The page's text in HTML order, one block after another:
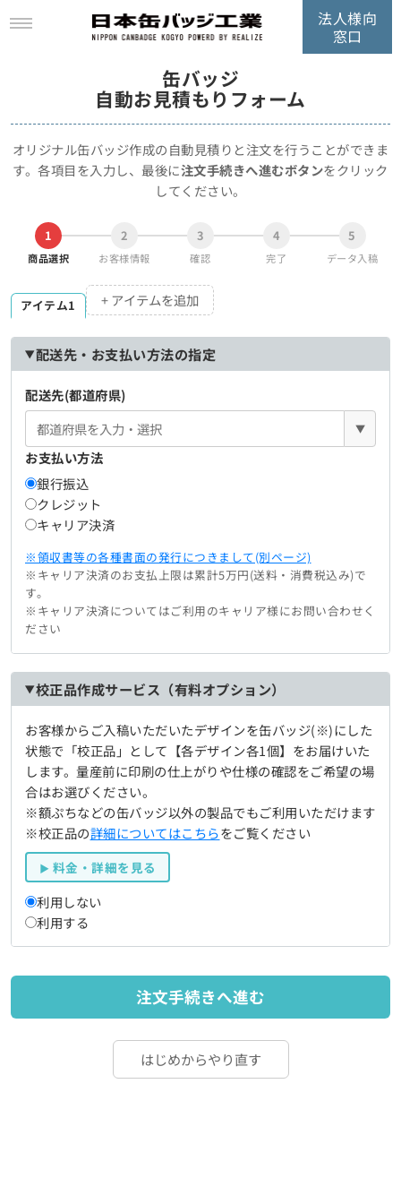
法人様向
窓口
缶バッジ
自動お見積もりフォーム
オリジナル缶バッジ作成の自動見積りと注文を行うことができま
す。各項目を入力し、最後に注文手続きへ進むボタンをクリック
してください。
1
商品選択
2
お客様情報
3
確認
4
完了
5
データ入稿
アイテム1 + アイテムを追加
配送先・お支払い方法の指定
配送先(都道府県)
▼
お支払い方法
銀行振込
クレジット
キャリア決済
※領収書等の各種書面の発行につきまして(別ページ)
※キャリア決済のお支払上限は累計5万円(送料・消費税込み)で
す。
※キャリア決済についてはご利用のキャリア様にお問い合わせく
ださい
校正品作成サービス（有料オプション）
お客様からご入稿いただいたデザインを缶バッジ(※)にした
状態で「校正品」として【各デザイン各1個】をお届けいた
します。量産前に印刷の仕上がりや仕様の確認をご希望の場
合はお選びください。
※額ぷちなどの缶バッジ以外の製品でもご利用いただけます
※校正品の詳細についてはこちらをご覧ください
料金・詳細を見る
利用しない
利用する
注文手続きへ進む
はじめからやり直す